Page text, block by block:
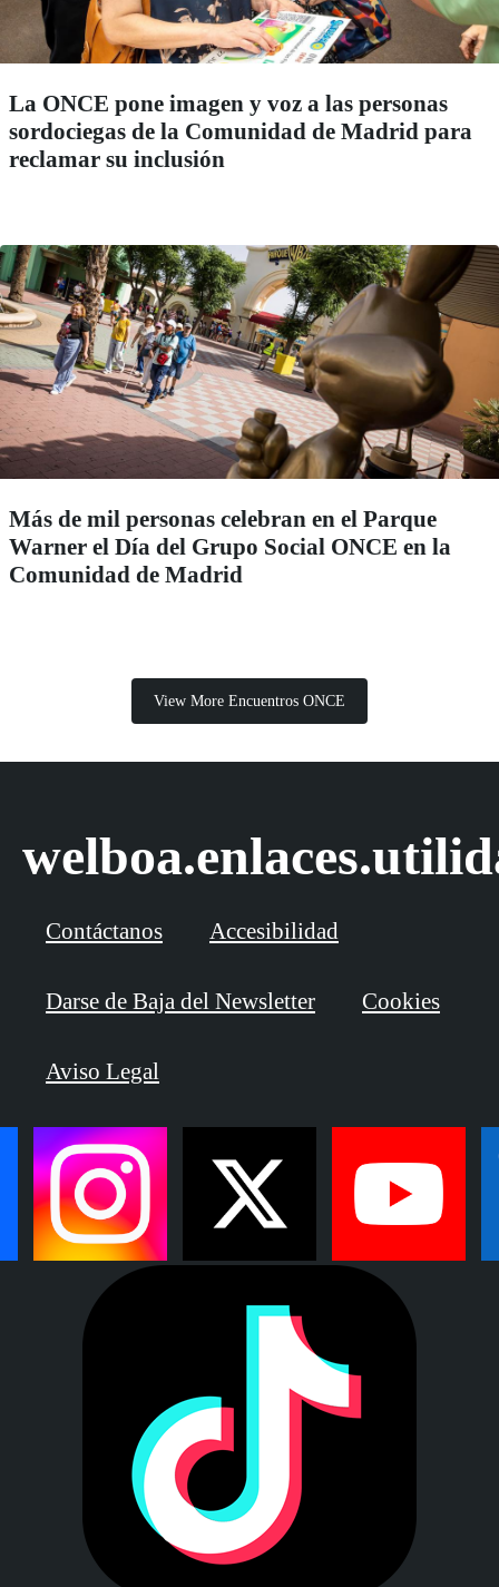
La ONCE pone imagen y voz a las personas
sordociegas de la Comunidad de Madrid para
reclamar su inclusión
Más de mil personas celebran en el Parque
Warner el Día del Grupo Social ONCE en la
Comunidad de Madrid
View More Encuentros ONCE
Contáctanos Accesibilidad
Darse de Baja del Newsletter Cookies
Aviso Legal